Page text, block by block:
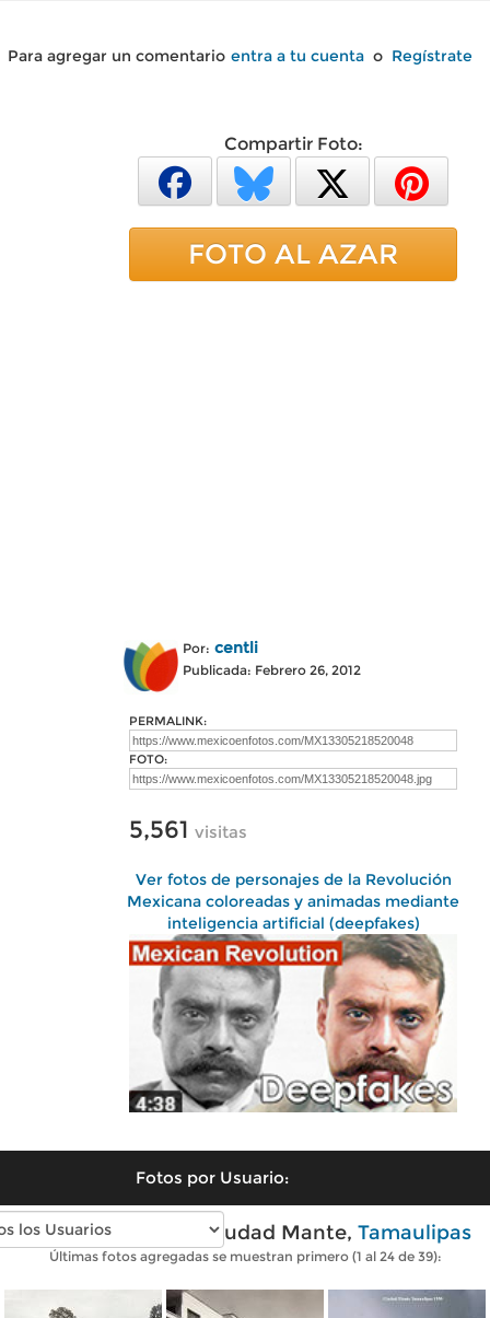
Para agregar un comentario entra a tu cuenta o Regístrate
Compartir Foto:
FOTO AL AZAR
Por: centli
Publicada: Febrero 26, 2012
PERMALINK:
FOTO:
5,561 visitas
Ver fotos de personajes de la Revolución
Mexicana coloreadas y animadas mediante
inteligencia artificial (deepfakes)
Fotos por Usuario:
Fotos antiguas de Ciudad Mante, Tamaulipas
Últimas fotos agregadas se muestran primero (1 al 24 de 39):